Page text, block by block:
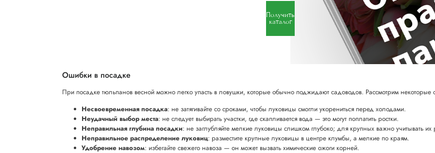
Получить
каталог
Ошибки в посадке
При посадке тюльпанов весной можно легко упасть в ловушки, которые обычно поджидают садоводов. Рассмотрим некоторые
Несвоевременная посадка: не затягивайте со сроками, чтобы луковицы смогли укорениться перед холодами.
Неудачный выбор места: не следует выбирать участки, где скапливается вода — это могут поплатить ростки.
Неправильная глубина посадки: не заглубляйте мелкие луковицы слишком глубоко; для крупных важно учитывать
Неправильное распределение луковиц: разместите крупные луковицы в центре клумбы, а мелкие по краям.
Удобрение навозом: избегайте свежего навоза — он может вызвать химические ожоги корней.